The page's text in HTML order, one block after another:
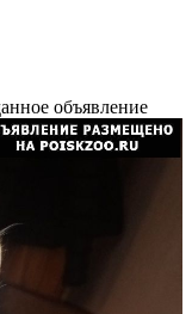
объявление